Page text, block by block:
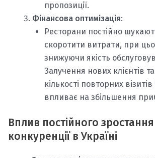
пропозиції.
Фінансова оптимізація:
Ресторани постійно
скоротити витрати, при
знижуючи якість
Залучення нових клієнтів
кількості повторних
впливає на збільшення
Вплив постійного зростання
конкуренції в Україні